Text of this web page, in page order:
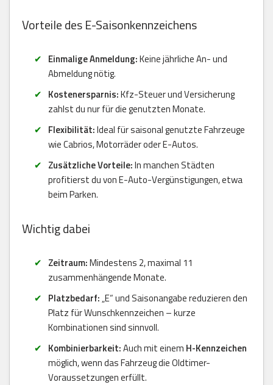
Vorteile des E-Saisonkennzeichens
Einmalige Anmeldung:Keine jährliche An- und
Abmeldung nötig.
Kostenersparnis:Kfz-Steuer und Versicherung
zahlst du nur für die genutzten Monate.
Flexibilität:Ideal für saisonal genutzte Fahrzeuge
wie Cabrios, Motorräder oder E-Autos.
Zusätzliche Vorteile:In manchen Städten
profitierst du von E-Auto-Vergünstigungen, etwa
beim Parken.
Wichtig dabei
Zeitraum:Mindestens 2, maximal 11
zusammenhängende Monate.
Platzbedarf:„E“ und Saisonangabe reduzieren den
Platz für Wunschkennzeichen – kurze
Kombinationen sind sinnvoll.
Kombinierbarkeit:Auch mit einem H-Kennzeichen
möglich, wenn das Fahrzeug die Oldtimer-
Voraussetzungen erfüllt.